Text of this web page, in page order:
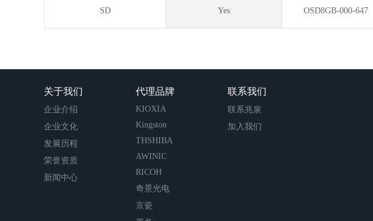
SD Yes OSD8GB-000-647
关于我们
企业介绍
企业文化
发展历程
荣誉资质
新闻中心
代理品牌
KIOXIA
Kingston
THSHIBA
AWINIC
RICOH
奇景光电
京瓷
联系我们
联系兆泉
加入我们